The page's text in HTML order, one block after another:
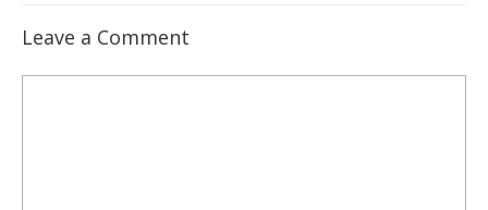
Leave a Comment